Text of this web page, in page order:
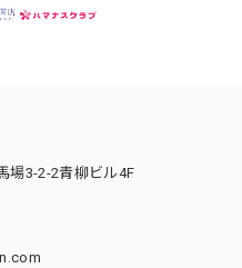
場3-2-2青柳ビル4F